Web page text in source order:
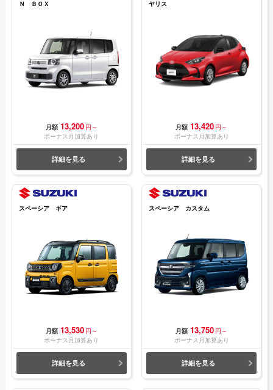
Ｎ ＢＯＸ
月額 13,200 円～
ボーナス月加算あり
詳細を見る
ヤリス
月額 13,420 円～
ボーナス月加算あり
詳細を見る
スペーシア ギア
月額 13,530 円～
ボーナス月加算あり
詳細を見る
スペーシア カスタム
月額 13,750 円～
ボーナス月加算あり
詳細を見る